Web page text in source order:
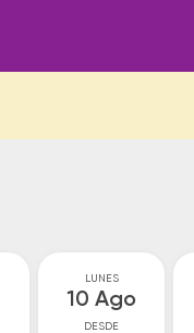
LUNES
10 Ago
DESDE